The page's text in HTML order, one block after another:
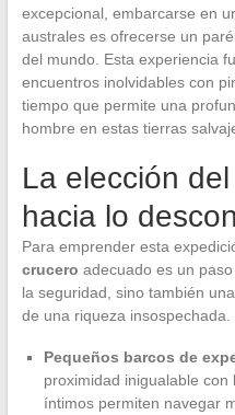
excepcional, embarcarse en
australes es ofrecerse un
del mundo. Esta experiencia
encuentros inolvidables con
tiempo que permite una
hombre en estas tierras
La elección
hacia lo
Para emprender esta
crucero adecuado es un
la seguridad, sino también
de una riqueza insospechada.
Pequeños barcos de
proximidad inigualable
íntimos permiten navegar